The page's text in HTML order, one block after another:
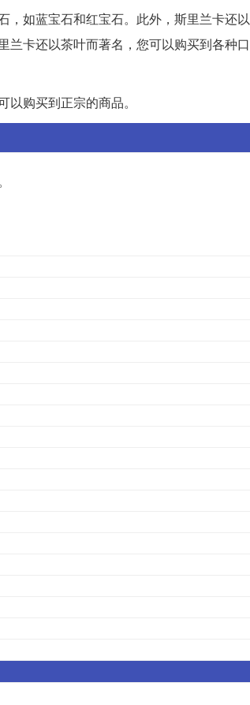
，如蓝宝石和红宝石。此外，斯里兰卡还以
兰卡还以茶叶而著名，您可以购买到各种口
购买到正宗的商品。